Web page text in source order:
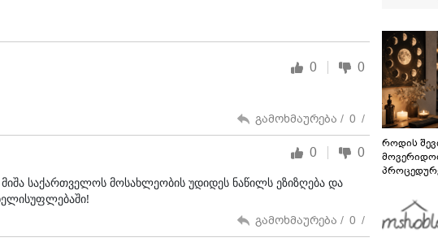
0 0
გამოხმაურება / 0 /
0 0
საქართველოს მოსახლეობის უდიდეს ნაწილს ეზიზღება და
გამოხმაურება / 0 /
როდის
გზამკვლევი